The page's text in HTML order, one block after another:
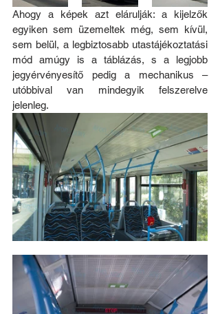
Ahogy a képek azt elárulják: a kijelzők
egyiken sem üzemeltek még, sem kívül,
sem belül, a legbiztosabb utastájékoztatási
mód amúgy is a táblázás, s a legjobb
jegyérvényesítő pedig a mechanikus –
utóbbival van mindegyik felszerelve
jelenleg.